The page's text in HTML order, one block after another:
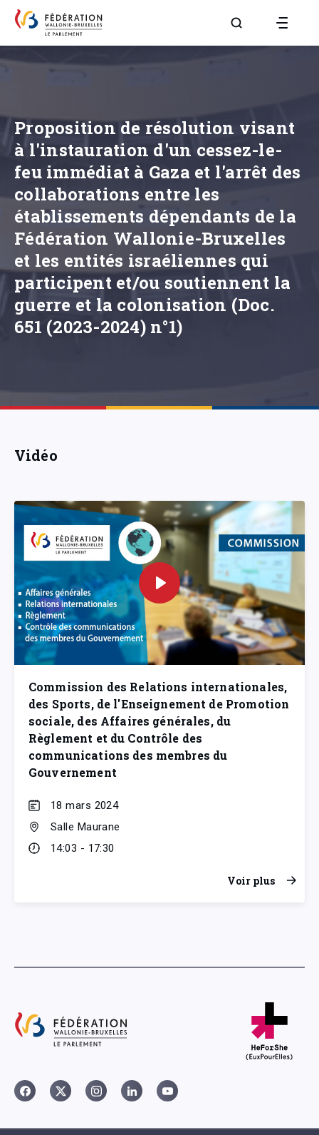
Aller à la page
Proposition de résolution visant
à l'instauration d'un cessez-le-
feu immédiat à Gaza et l'arrêt des
collaborations entre les
établissements dépendants de la
Fédération Wallonie-Bruxelles
et les entités israéliennes qui
participent et/ou soutiennent la
guerre et la colonisation (Doc.
651 (2023-2024) n°1)
Vidéo
Commission des Relations internationales,
des Sports, de l'Enseignement de Promotion
sociale, des Affaires générales, du
Règlement et du Contrôle des
communications des membres du
Gouvernement
18 mars 2024
Salle Maurane
14:03 - 17:30
Voir plus